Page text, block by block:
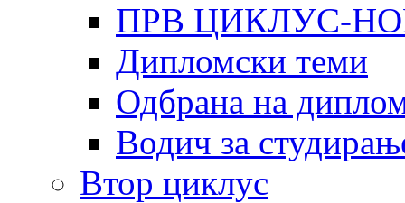
ПРВ ЦИКЛУС-
Дипломски теми
Одбрана на
Водич за
Втор циклус